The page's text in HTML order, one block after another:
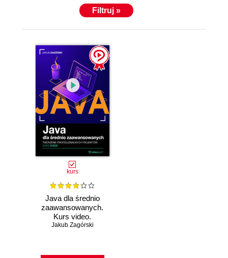
Filtruj »
kurs
Java dla średnio
zaawansowanych.
Kurs video.
Tworzenie
Jakub Zagórski